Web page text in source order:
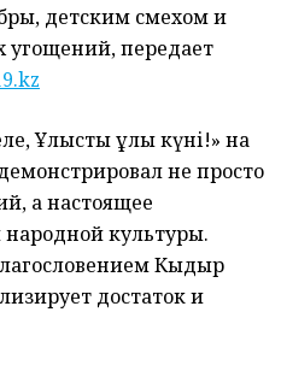
детским смехом и
передает
Ұлыстың ұлы күні!» на
не просто
а настоящее
культуры.
Кыдыр
достаток и